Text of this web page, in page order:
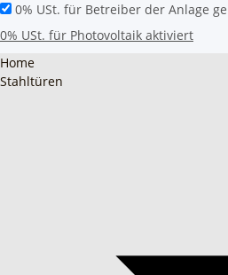
0% USt. für Betreiber der Anlage
0% USt. für Photovoltaik aktiviert
Home
Stahltüren